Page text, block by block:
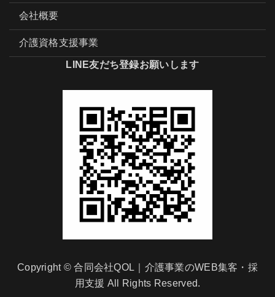
会社概要
介護資格支援事業
LINE友だち登録お願いします
Copyright © 合同会社QOL｜介護事業のWEB集客・採
用支援 All Rights Reserved.